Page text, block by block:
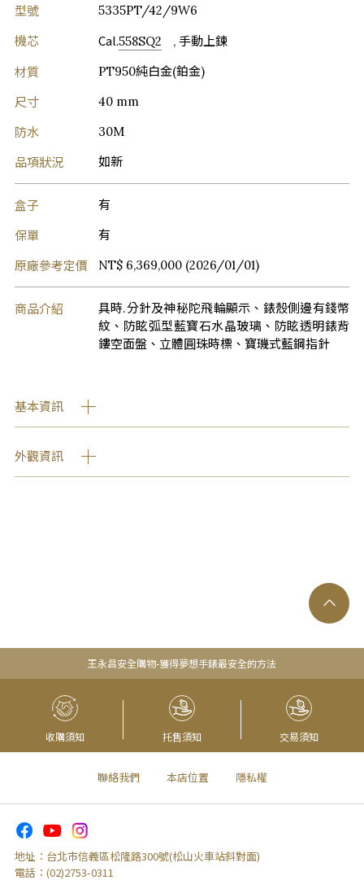
型號 5335PT/42/9W6
機芯 Cal.558SQ2 , 手動上鍊
材質 PT950純白金(鉑金)
尺寸 40 mm
防水 30M
品項狀況 如新
盒子 有
保單 有
原廠參考定價 NT$ 6,369,000 (2026/01/01)
商品介紹
具時.分針及神秘陀飛輪顯示、錶殼側邊有錢幣
紋、防眩弧型藍寶石水晶玻璃、防眩透明錶背
鏤空面盤、立體圓珠時標、寶璣式藍鋼指針
基本資訊
外觀資訊
王永昌安全購物-獲得夢想手錶最安全的方法
收購須知 托售須知 交易須知
聯絡我們 本店位置 隱私權
地址： 台北市信義區松隆路300號(松山火車站斜對面)
電話： (02)2753-0311